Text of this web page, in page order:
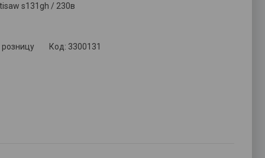
s131gh / 230в
Код: 3300131